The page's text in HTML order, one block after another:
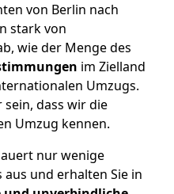
von Berlin nach
stark von
wie der Menge des
im Zielland
Umzugs.
sein, dass wir die
Umzug kennen.
nur wenige
und erhalten Sie in